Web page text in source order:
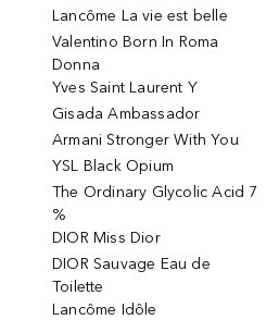
Lancôme La vie est belle
Valentino Born In Roma
Donna
Yves Saint Laurent Y
Gisada Ambassador
Armani Stronger With You
YSL Black Opium
The Ordinary Glycolic Acid 7
%
DIOR Miss Dior
DIOR Sauvage Eau de
Toilette
Lancôme Idôle